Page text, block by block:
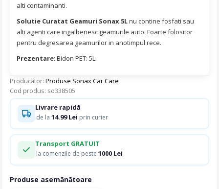
alti contaminanti.
Solutie Curatat Geamuri Sonax 5Lnu contine fosfati sau
alti agenti care ingalbenesc geamurile auto. Foarte folositor
pentru degresarea geamurilor in anotimpul rece.
Prezentare: Bidon PET: 5L
Producător: Produse Sonax Car Care
Cod produs: so338505
Produse asemănătoare
Livrare rapidă
de la 14.99 Lei prin curier
Transport GRATUIT
la comenzile de peste 1000 Lei